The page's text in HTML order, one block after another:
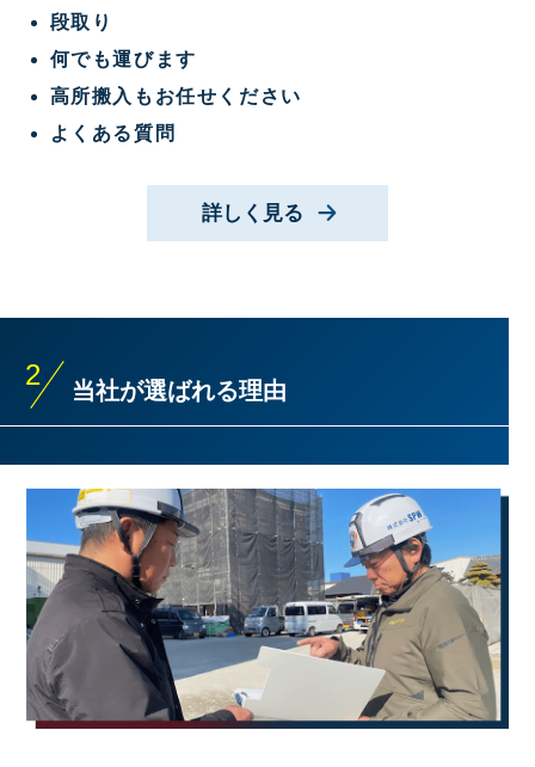
段取り
何でも運びます
高所搬入もお任せください
よくある質問
詳しく見る
2 当社が選ばれる理由